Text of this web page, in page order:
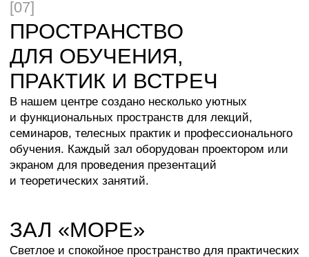
+7 (495) 792 58 95
Напишите нам — мы всегда на связи и с радостью
Обратная связь с нами
Скачать презентацию Evolutif